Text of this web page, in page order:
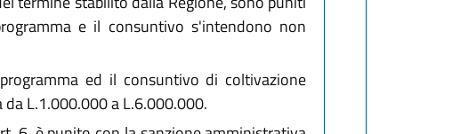
e il consuntivo s'intendono non
ed il consuntivo di coltivazione
L.1.000.000 a L.6.000.000.